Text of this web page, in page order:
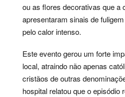
ou as flores decorativas que a
apresentaram sinais de
pelo calor intenso.
Este evento gerou um forte
local, atraindo não apenas
cristãos de outras
hospital relatou que o episódio